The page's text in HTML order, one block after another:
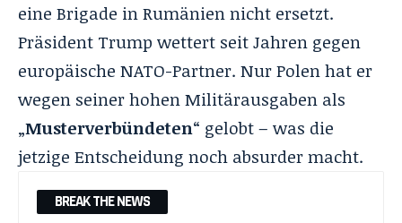
eine Brigade in Rumänien nicht ersetzt.
Präsident Trump wettert seit Jahren gegen
europäische NATO-Partner. Nur Polen hat er
wegen seiner hohen Militärausgaben als
„Musterverbündeten“ gelobt – was die
jetzige Entscheidung noch absurder macht.
BREAK THE NEWS